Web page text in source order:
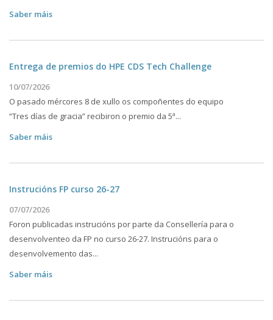
Saber máis
Entrega de premios do HPE CDS Tech Challenge
10/07/2026
O pasado mércores 8 de xullo os compoñentes do equipo
“Tres días de gracia” recibiron o premio da 5ª...
Saber máis
Instrucións FP curso 26-27
07/07/2026
Foron publicadas instrucións por parte da Consellería para o
desenvolventeo da FP no curso 26-27. Instrucións para o
desenvolvemento das...
Saber máis